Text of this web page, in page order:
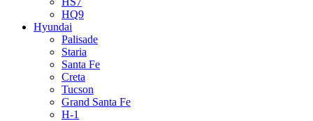
HQ9
Hyundai
Palisade
Staria
Santa Fe
Creta
Tucson
Grand Santa Fe
H-1